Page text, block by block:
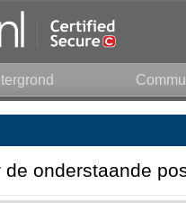
onderstaande